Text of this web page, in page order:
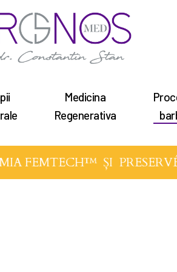
Medicina
Regenerativa
FEMTECH™ȘI PRESERVÉ™